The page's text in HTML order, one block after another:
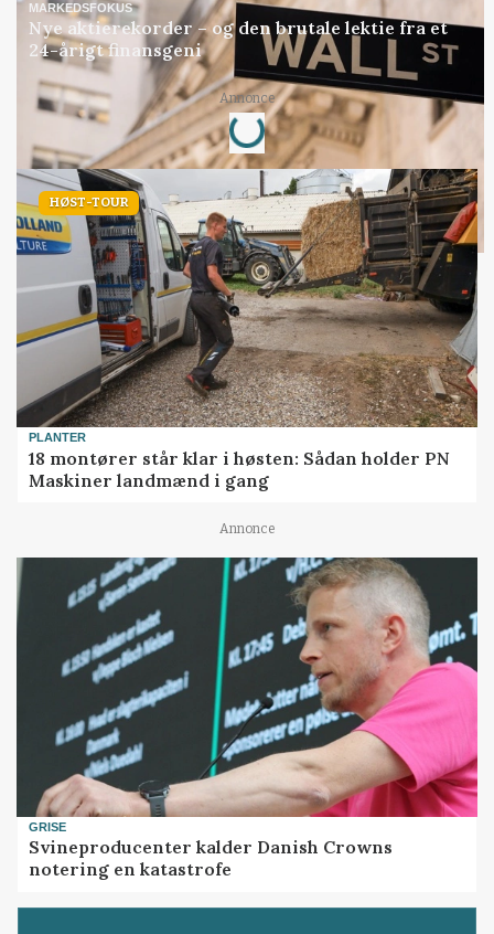
MARKEDSFOKUS
Nye aktierekorder – og den brutale lektie fra et
24-årigt finansgeni
Annonce
Loading...
HØST-TOUR
PLANTER
18 montører står klar i høsten: Sådan holder PN
Maskiner landmænd i gang
Annonce
GRISE
Svineproducenter kalder Danish Crowns
notering en katastrofe